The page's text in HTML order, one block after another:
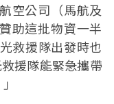
空公司（馬航及
助這批物資一半
救援隊出發時也
援隊能緊急攜帶